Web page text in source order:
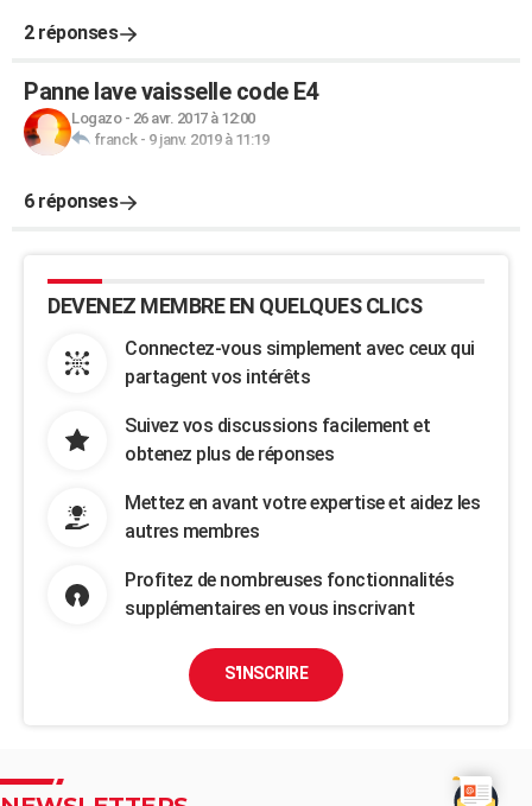
2 réponses
Panne lave vaisselle code E4
Logazo- 26 avr. 2017 à 12:00
franck- 9 janv. 2019 à 11:19
6 réponses
DEVENEZ MEMBRE EN QUELQUES CLICS
Connectez-vous simplement avec ceux qui
partagent vos intérêts
Suivez vos discussions facilement et
obtenez plus de réponses
Mettez en avant votre expertise et aidez les
autres membres
Profitez de nombreuses fonctionnalités
supplémentaires en vous inscrivant
S'INSCRIRE